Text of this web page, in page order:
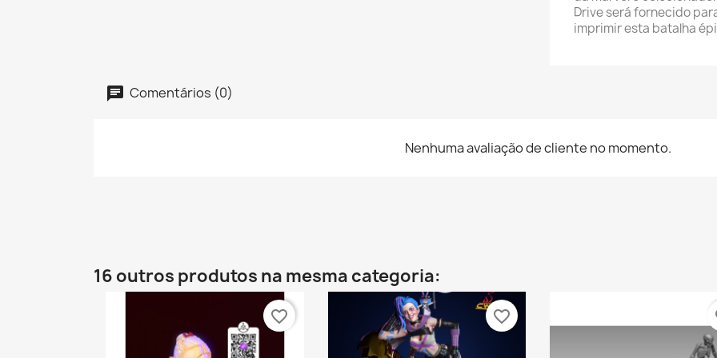
Drive será fornecido
imprimir esta batalha
Comentários (0)
Nenhuma avaliação de cliente no momento.
16 outros produtos na mesma categoria:
favorite_border favorite_border